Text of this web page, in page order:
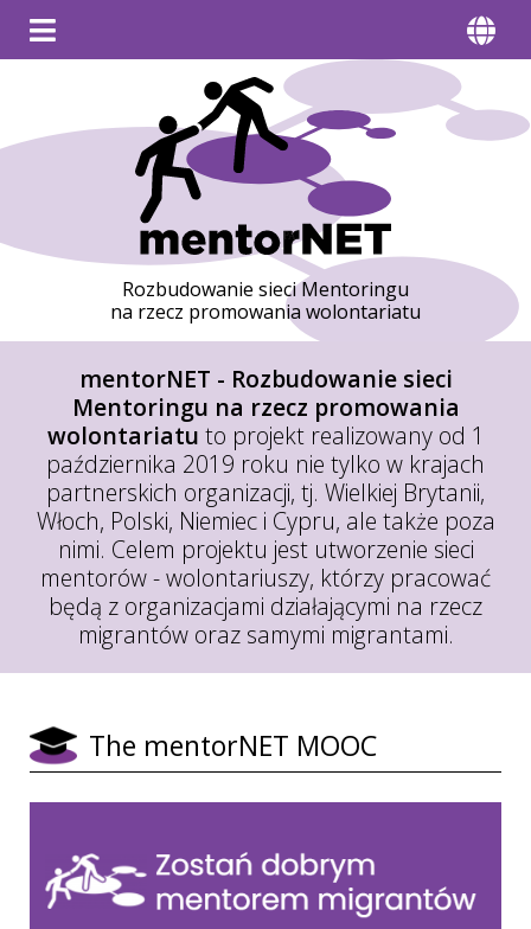
Rozbudowanie sieci Mentoringu
na rzecz promowania wolontariatu
mentorNET - Rozbudowanie sieci
Mentoringu na rzecz promowania
wolontariatu to projekt realizowany od 1
października 2019 roku nie tylko w krajach
partnerskich organizacji, tj. Wielkiej Brytanii,
Włoch, Polski, Niemiec i Cypru, ale także poza
nimi. Celem projektu jest utworzenie sieci
mentorów - wolontariuszy, którzy pracować
będą z organizacjami działającymi na rzecz
migrantów oraz samymi migrantami.
The mentorNET MOOC